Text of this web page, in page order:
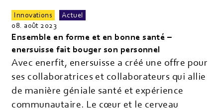
Innovations
Actuel
08. août 2023
Ensemble en forme et en bonne santé –
enersuisse fait bouger son personnel
Avec enerfit, enersuisse a créé une offre pour
ses collaboratrices et collaborateurs qui allie
de manière géniale santé et expérience
communautaire. Le cœur et le cerveau